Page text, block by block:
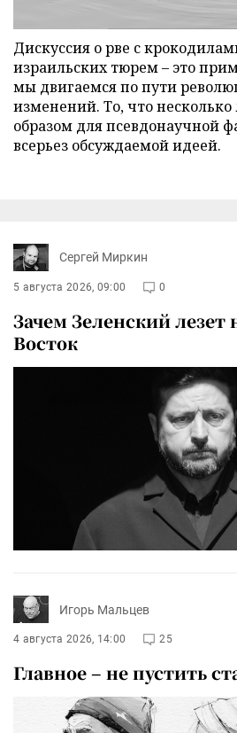
Дискуссия о рве с
израильских тюрем – это
мы двигаемся по пути
изменений. То, что несколько
образом для псевдонаучной
всерьез обсуждаемой идеей.
Сергей Миркин
5 августа 2026, 09:00 0
Зачем Зеленский
Восток
Игорь Мальцев
4 августа 2026, 14:00 25
Главное – не пустить